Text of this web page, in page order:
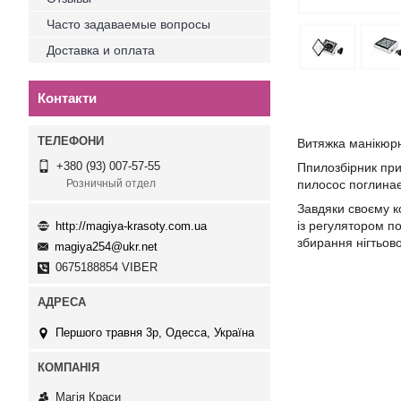
Витяжка
Ппилозбірник
пилосос
Завдяки своєму
із регулятором
збирання
Часто задаваемые вопросы
Доставка и оплата
Контакти
+380 (93) 007-57-55
Розничный отдел
http://magiya-krasoty.com.ua
magiya254@ukr.net
0675188854 VIBER
Першого травня 3р, Одесса, Україна
Магія Краси